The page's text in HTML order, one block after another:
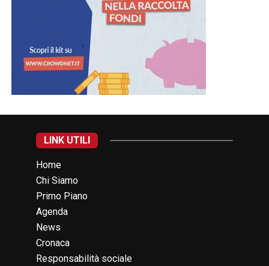
LINK UTILI
Home
Chi Siamo
Primo Piano
Agenda
News
Cronaca
Responsabilità sociale